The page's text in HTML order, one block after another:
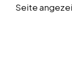
Seite